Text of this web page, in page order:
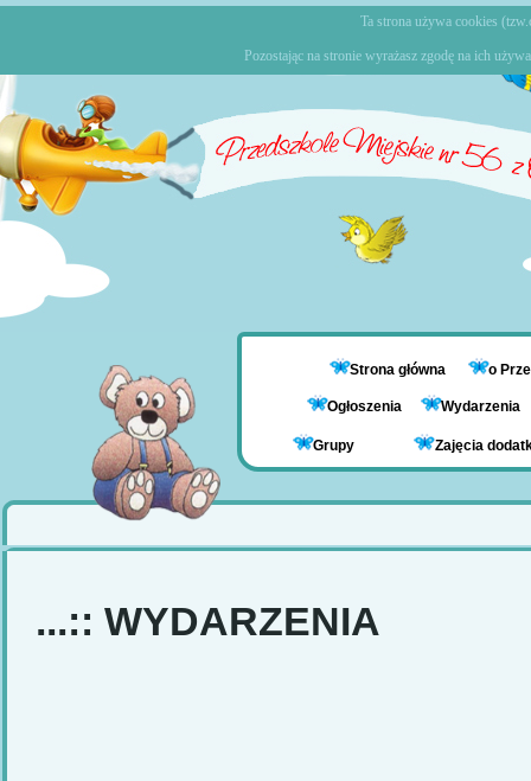
Strona główna o
Ogłoszenia Wydarzenia
Grupy Zajęcia
...:: WYDARZENIA
Ta strona używa cookies
Pozostając na stronie wyrażasz zgodę na ich